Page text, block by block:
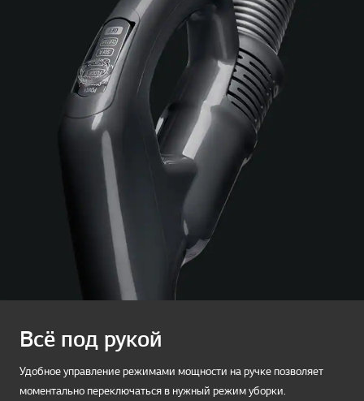
Всё под рукой
Удобное управление режимами мощности на ручке позволяет
моментально переключаться в нужный режим уборки.